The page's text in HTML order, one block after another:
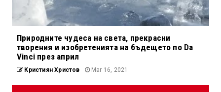
Природните чудеса на света, прекрасни
творения и изобретенията на бъдещето по Da
Vinci през април
Кристиян Христов Mar 16, 2021